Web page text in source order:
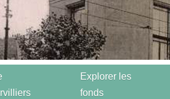
Explorer les
fonds